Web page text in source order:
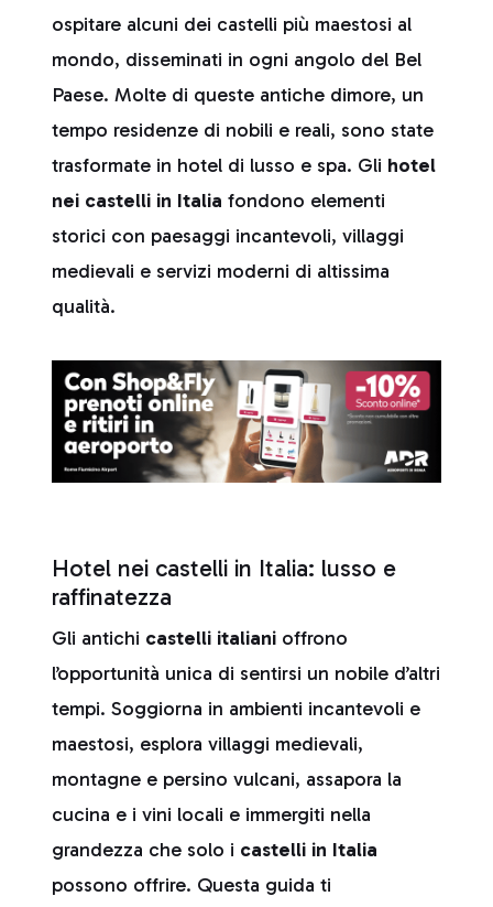
ospitare alcuni dei castelli più maestosi al
mondo, disseminati in ogni angolo del Bel
Paese. Molte di queste antiche dimore, un
tempo residenze di nobili e reali, sono state
trasformate in hotel di lusso e spa. Gli hotel
nei castelli in Italia fondono elementi
storici con paesaggi incantevoli, villaggi
medievali e servizi moderni di altissima
qualità.
Hotel nei castelli in Italia: lusso e
raffinatezza
Gli antichi castelli italiani offrono
l’opportunità unica di sentirsi un nobile d’altri
tempi. Soggiorna in ambienti incantevoli e
maestosi, esplora villaggi medievali,
montagne e persino vulcani, assapora la
cucina e i vini locali e immergiti nella
grandezza che solo i castelli in Italia
possono offrire. Questa guida ti